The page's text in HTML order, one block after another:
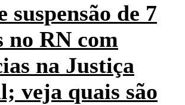
suspensão de 7
no RN com
na Justiça
veja quais são